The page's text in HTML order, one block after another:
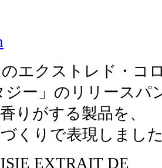
エクストレド・コ
ジー」のリリースパ
りがする製品を、
くりで表現しまし